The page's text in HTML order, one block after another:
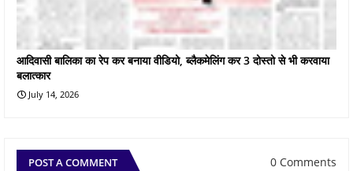
आदिवासी बालिका का रेप कर बनाया वीडियो, ब्लैकमेलिंग कर 3 दोस्तो से भी करवाया
बलात्कार
July 14, 2026
POST A COMMENT 0 Comments